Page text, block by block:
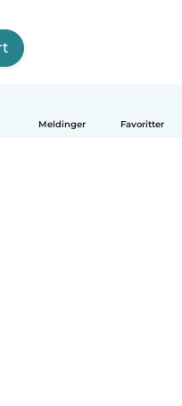
Meldinger Favoritter